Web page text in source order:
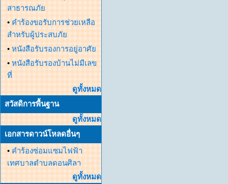
สาธารณภัย
• คำร้องขอรับการช่วยเหลือ
สำหรับผู้ประสบภัย
• หนังสือรับรองการอยู่อาศัย
• หนังสือรับรองบ้านไม่มีเลข
ที่
ดูทั้งหมด
สวัสดิการพื้นฐาน
ดูทั้งหมด
เอกสารดาวน์โหลดอื่นๆ
• คำร้องซ่อมแซมไฟฟ้า
เทศบาลตำบลดอนศิลา
ดูทั้งหมด